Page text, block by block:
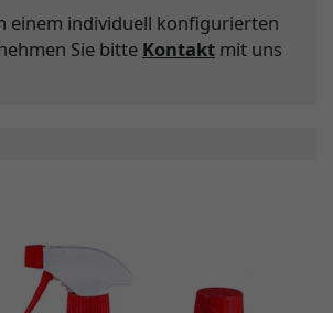
einem individuell konfigurierten
Sie bitte Kontakt mit uns